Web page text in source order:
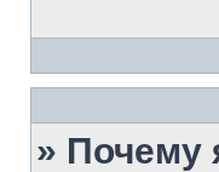
» Почему